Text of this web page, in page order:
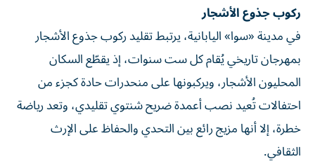
ركوب جذوع الأشجار
في مدينة «سوا» اليابانية، يرتبط تقليد ركوب جذوع الأشجار
بمهرجان تاريخي يُقام كل ست سنوات، إذ يقطّع السكان
المحليون الأشجار، ويركبونها على منحدرات حادة كجزء من
احتفالات تُعيد نصب أعمدة ضريح شنتوي تقليدي، وتعد رياضة
خطرة، إلا أنها مزيج رائع بين التحدي والحفاظ على الإرث
الثقافي.